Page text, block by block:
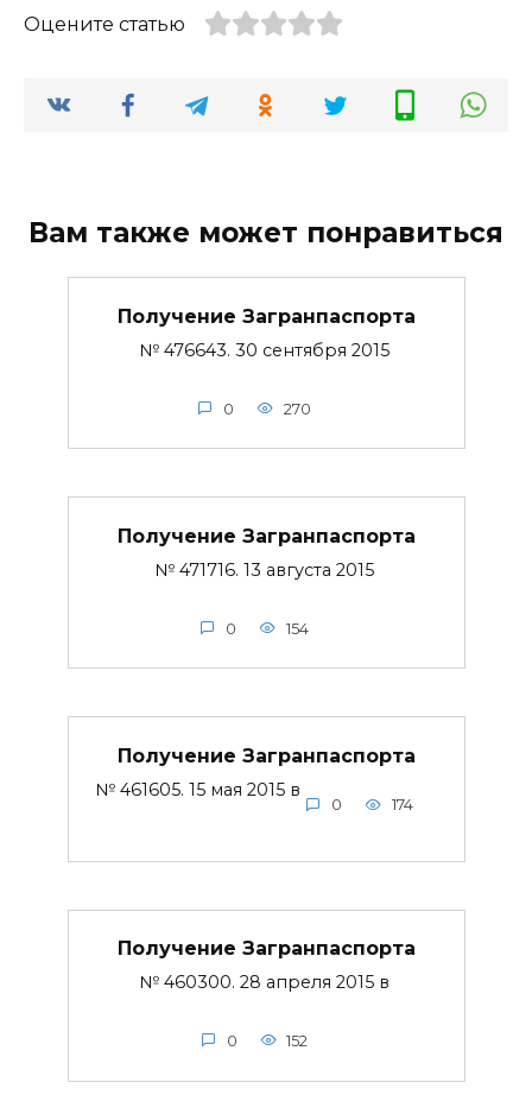
Оцените статью
Вам также может понравиться
Получение Загранпаспорта
№ 476643. 30 сентября 2015
0 270
Получение Загранпаспорта
№ 471716. 13 августа 2015
0 154
Получение Загранпаспорта
№ 461605. 15 мая 2015 в
0 174
Получение Загранпаспорта
№ 460300. 28 апреля 2015 в
0 152